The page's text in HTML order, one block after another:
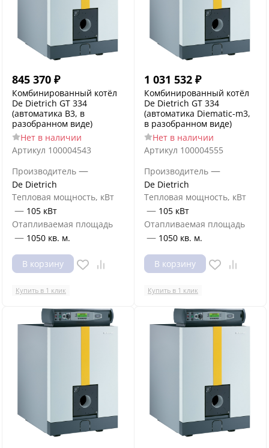
845 370 ₽
Комбинированный котёл
De Dietrich GT 334
(автоматика B3, в
разобранном виде)
Нет в наличии
Артикул 100004543
Производитель —
De Dietrich
Тепловая мощность, кВт
— 105 кВт
Отапливаемая площадь
— 1050 кв. м.
В корзину
Купить в 1 клик
1 031 532 ₽
Комбинированный котёл
De Dietrich GT 334
(автоматика Diematic-m3,
в разобранном виде)
Нет в наличии
Артикул 100004555
Производитель —
De Dietrich
Тепловая мощность, кВт
— 105 кВт
Отапливаемая площадь
— 1050 кв. м.
В корзину
Купить в 1 клик